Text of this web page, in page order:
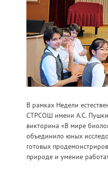
В рамках Недели
СТРСОШ имени А.С.
викторина «В мире
объединило юных
готовых
природе и умение